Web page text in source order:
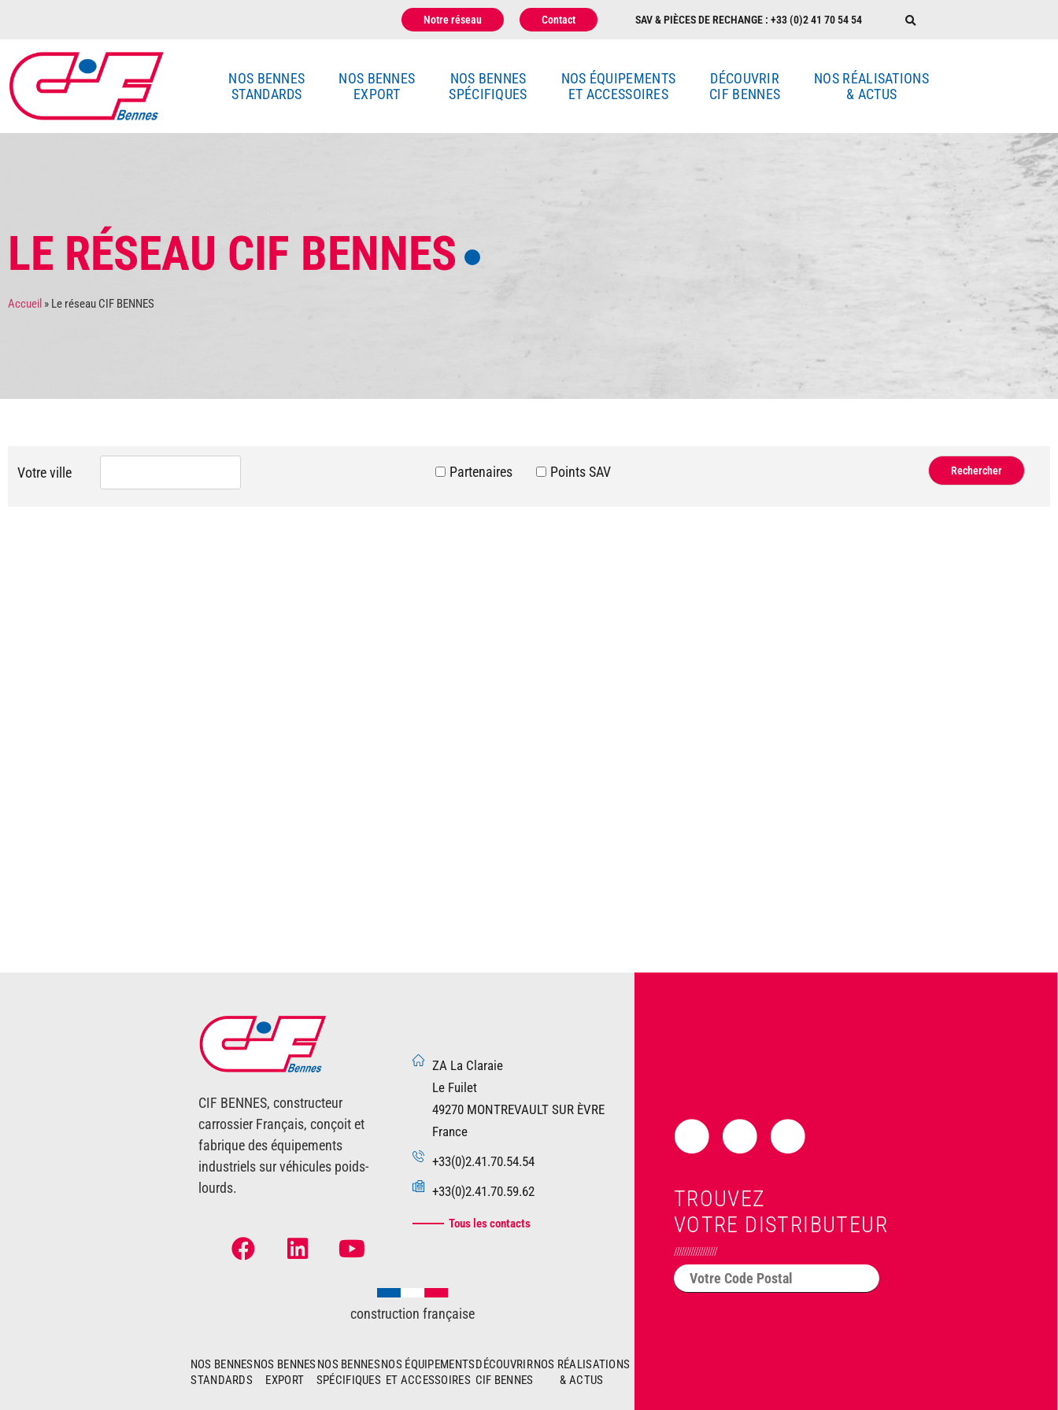
Notre réseau Contact SAV & PIÈCES DE RECHANGE : +33 (0)2 41 70 54 54
NOS BENNES
STANDARDS
NOS BENNES
EXPORT
NOS BENNES
SPÉCIFIQUES
NOS ÉQUIPEMENTS
ET ACCESSOIRES
DÉCOUVRIR
CIF BENNES
NOS RÉALISATIONS
& ACTUS
LE RÉSEAU CIF BENNES
Accueil » Le réseau CIF BENNES
Votre ville Partenaires Points SAV
CIF BENNES, constructeur
carrossier Français, conçoit et
fabrique des équipements
industriels sur véhicules poids-
lourds.
ZA La Claraie
Le Fuilet
49270 MONTREVAULT SUR ÈVRE
France
+33(0)2.41.70.54.54
+33(0)2.41.70.59.62
Tous les contacts
construction française
NOS BENNES
STANDARDS
NOS BENNES
EXPORT
NOS BENNES
SPÉCIFIQUES
NOS ÉQUIPEMENTS
ET ACCESSOIRES
DÉCOUVRIR
CIF BENNES
NOS RÉALISATIONS
& ACTUS
TROUVEZ
VOTRE DISTRIBUTEUR
//////////////////